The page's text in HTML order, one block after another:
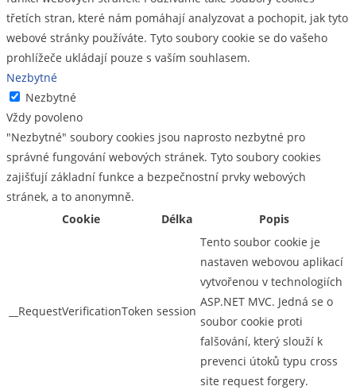
třetích stran, které nám pomáhají analyzovat a pochopit, jak tyto
webové stránky používáte. Tyto soubory cookie se do vašeho
prohlížeče ukládají pouze s vaším souhlasem.
Nezbytné
Nezbytné
Vždy povoleno
"Nezbytné" soubory cookies jsou naprosto nezbytné pro
správné fungování webových stránek. Tyto soubory cookies
zajišťují základní funkce a bezpečnostní prvky webových
stránek, a to anonymně.
Cookie
Délka Popis
__RequestVerificationToken session
Tento soubor cookie je
nastaven webovou aplikací
vytvořenou v technologiích
ASP.NET MVC. Jedná se o
soubor cookie proti
falšování, který slouží k
prevenci útoků typu cross
site request forgery.